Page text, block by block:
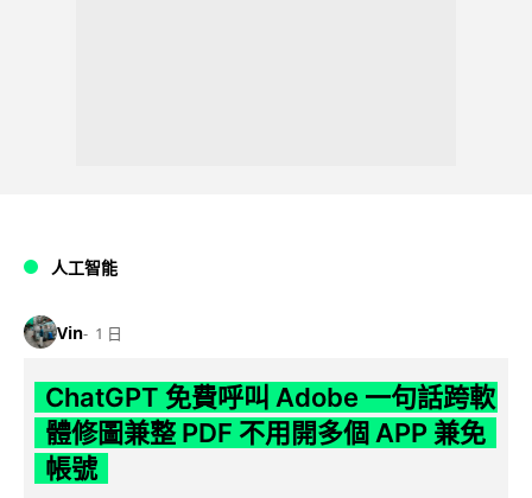
人工智能
Vin 1 日
ChatGPT 免費呼叫 Adobe 一句話跨軟
體修圖兼整 PDF 不用開多個 APP 兼免
帳號